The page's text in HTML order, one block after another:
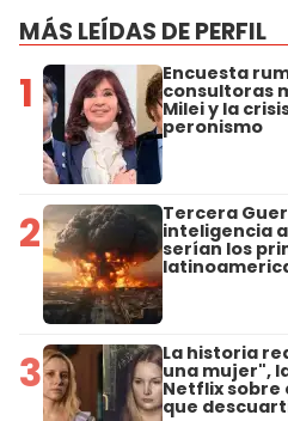
MÁS LEÍDAS DE PERFIL
1 Encuesta
consultoras
Milei y la
peronismo
2 Tercera
inteligencia
serían los
3 La historia
una mujer",
Netflix sobre
que